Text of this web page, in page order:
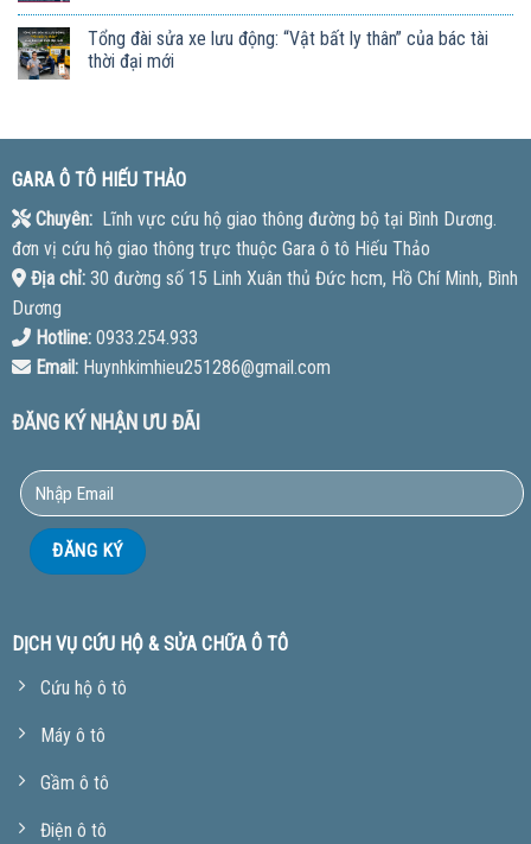
Tổng đài sửa xe lưu động: “Vật bất ly thân” của bác tài
thời đại mới
GARA Ô TÔ HIẾU THẢO
Chuyên:Lĩnh vực cứu hộ giao thông đường bộ tại Bình Dương.
đơn vị cứu hộ giao thông trực thuộc Gara ô tô Hiếu Thảo
Địa chỉ:30 đường số 15 Linh Xuân thủ Đức hcm, Hồ Chí Minh, Bình
Dương
Hotline:0933.254.933
Email:Huynhkimhieu251286@gmail.com
ĐĂNG KÝ NHẬN ƯU ĐÃI
DỊCH VỤ CỨU HỘ & SỬA CHỮA Ô TÔ
Cứu hộ ô tô
Máy ô tô
Gầm ô tô
Điện ô tô